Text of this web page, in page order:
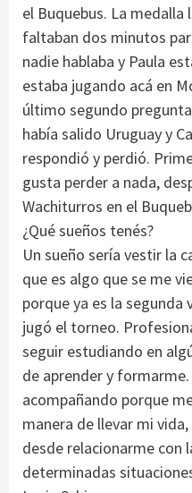
el Buquebus. La medalla
faltaban dos minutos
nadie hablaba y Paula
estaba jugando acá en
último segundo
había salido Uruguay y
respondió y perdió.
gusta perder a nada,
Wachiturros en el
¿Qué sueños tenés?
Un sueño sería vestir la
que es algo que se me
porque ya es la segunda
jugó el torneo.
seguir estudiando en
de aprender y
acompañando porque
manera de llevar mi
desde relacionarme con
determinadas